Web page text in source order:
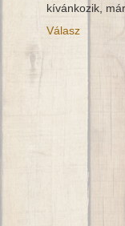
kívánkozik,
Válasz